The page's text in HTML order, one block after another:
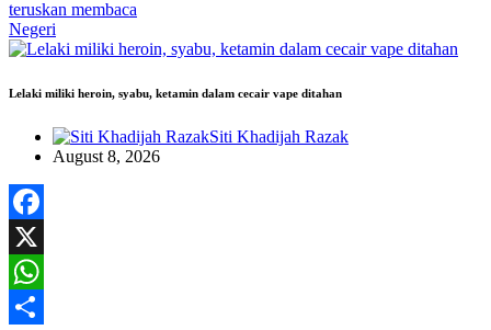
teruskan membaca
Negeri
Lelaki miliki heroin, syabu, ketamin dalam cecair vape ditahan
Siti Khadijah Razak
August 8, 2026
Facebook
X
WhatsApp